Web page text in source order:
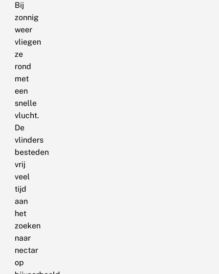
Bij
zonnig
weer
vliegen
ze
rond
met
een
snelle
vlucht.
De
vlinders
besteden
vrij
veel
tijd
aan
het
zoeken
naar
nectar
op